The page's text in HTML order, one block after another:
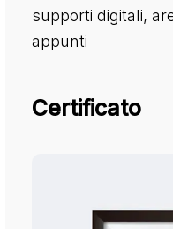
supporti digitali,
appunti
Certificato